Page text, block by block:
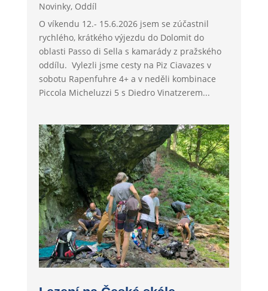
Novinky, Oddíl
O víkendu 12.- 15.6.2026 jsem se zúčastnil
rychlého, krátkého výjezdu do Dolomit do
oblasti Passo di Sella s kamarády z pražského
oddílu. Vylezli jsme cesty na Piz Ciavazes v
sobotu Rapenfuhre 4+ a v neděli kombinace
Piccola Micheluzzi 5 s Diedro Vinatzerem...